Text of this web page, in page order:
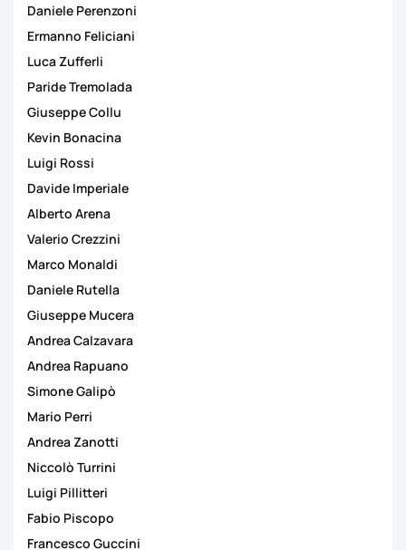
Daniele Perenzoni
Ermanno Feliciani
Luca Zufferli
Paride Tremolada
Giuseppe Collu
Kevin Bonacina
Luigi Rossi
Davide Imperiale
Alberto Arena
Valerio Crezzini
Marco Monaldi
Daniele Rutella
Giuseppe Mucera
Andrea Calzavara
Andrea Rapuano
Simone Galipò
Mario Perri
Andrea Zanotti
Niccolò Turrini
Luigi Pillitteri
Fabio Piscopo
Francesco Guccini